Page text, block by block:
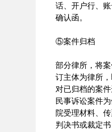
话、开户行、
确认函。
⑤案件归档
部分律所，将
订主体为律所
对已归档的案
民事诉讼案件
院受理材料、
判决书或裁定